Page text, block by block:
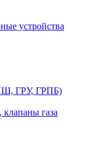
устройства
ГРУ, ГРПБ)
клапаны газа